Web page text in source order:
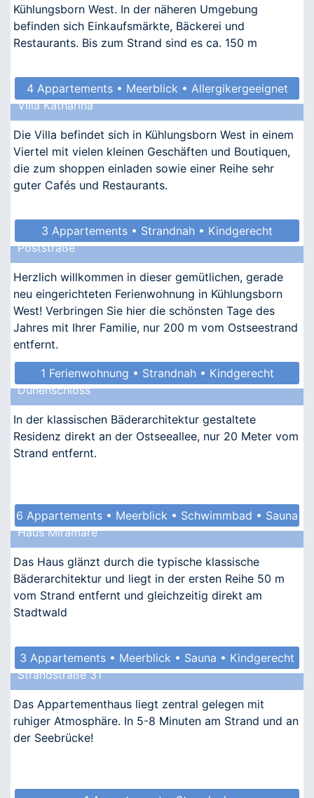
Kühlungsborn West. In der näheren Umgebung
befinden sich Einkaufsmärkte, Bäckerei und
Restaurants. Bis zum Strand sind es ca. 150 m
4 Appartements • Meerblick • Allergikergeeignet
Villa Katharina
Die Villa befindet sich in Kühlungsborn West in einem
Viertel mit vielen kleinen Geschäften und Boutiquen,
die zum shoppen einladen sowie einer Reihe sehr
guter Cafés und Restaurants.
3 Appartements • Strandnah • Kindgerecht
Poststraße
Herzlich willkommen in dieser gemütlichen, gerade
neu eingerichteten Ferienwohnung in Kühlungsborn
West! Verbringen Sie hier die schönsten Tage des
Jahres mit Ihrer Familie, nur 200 m vom Ostseestrand
entfernt.
1 Ferienwohnung • Strandnah • Kindgerecht
Dünenschloss
In der klassischen Bäderarchitektur gestaltete
Residenz direkt an der Ostseeallee, nur 20 Meter vom
Strand entfernt.
6 Appartements • Meerblick • Schwimmbad • Sauna
Haus Miramare
Das Haus glänzt durch die typische klassische
Bäderarchitektur und liegt in der ersten Reihe 50 m
vom Strand entfernt und gleichzeitig direkt am
Stadtwald
3 Appartements • Meerblick • Sauna • Kindgerecht
Strandstraße 31
Das Appartementhaus liegt zentral gelegen mit
ruhiger Atmosphäre. In 5-8 Minuten am Strand und an
der Seebrücke!